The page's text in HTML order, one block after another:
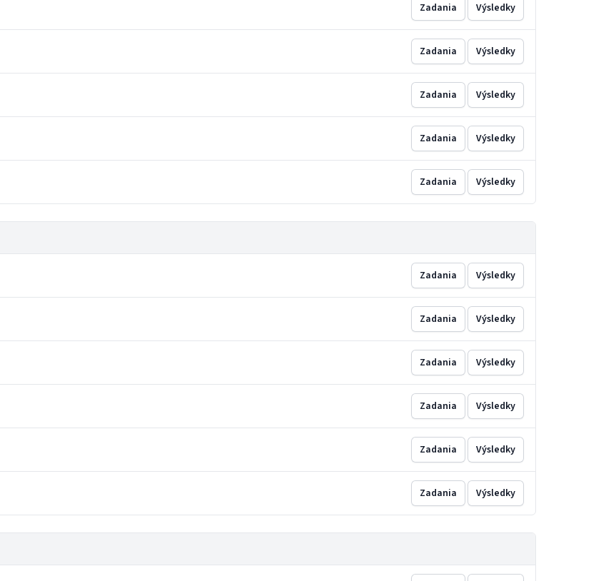
Zadania Výsledky
Zadania Výsledky
Zadania Výsledky
Zadania Výsledky
Zadania Výsledky
Zadania Výsledky
Zadania Výsledky
Zadania Výsledky
Zadania Výsledky
Zadania Výsledky
Zadania Výsledky